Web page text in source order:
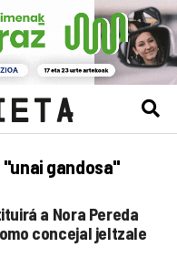
gandosa"
a Nora Pereda
concejal jeltzale